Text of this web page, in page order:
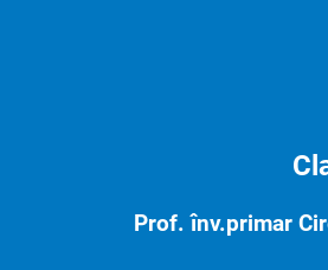
Prof. înv.primar